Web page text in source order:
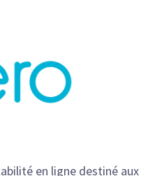
en ligne destiné aux